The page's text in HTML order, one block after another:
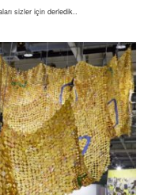
sizler için derledik..